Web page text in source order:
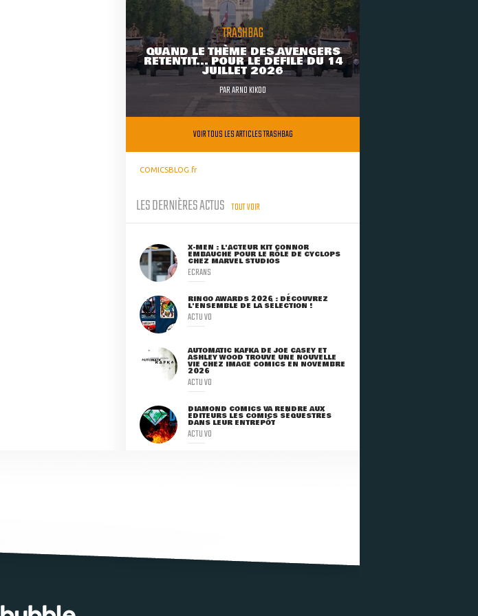
TRASHBAG
QUAND LE THÈME DES AVENGERS
RETENTIT... POUR LE DÉFILÉ DU 14
JUILLET 2026
PARARNO KIKOO
VOIR TOUS LES ARTICLES TRASHBAG
COMICSBLOG.fr
LES DERNIÈRES ACTUS TOUT VOIR
X-MEN : L'ACTEUR KIT CONNOR
EMBAUCHÉ POUR LE RÔLE DE CYCLOPS
CHEZ MARVEL STUDIOS
ECRANS
RINGO AWARDS 2026 : DÉCOUVREZ
L'ENSEMBLE DE LA SÉLECTION !
ACTU VO
AUTOMATIC KAFKA DE JOE CASEY ET
ASHLEY WOOD TROUVE UNE NOUVELLE
VIE CHEZ IMAGE COMICS EN NOVEMBRE
2026
ACTU VO
DIAMOND COMICS VA RENDRE AUX
ÉDITEURS LES COMICS SÉQUESTRÉS
DANS LEUR ENTREPÔT
ACTU VO